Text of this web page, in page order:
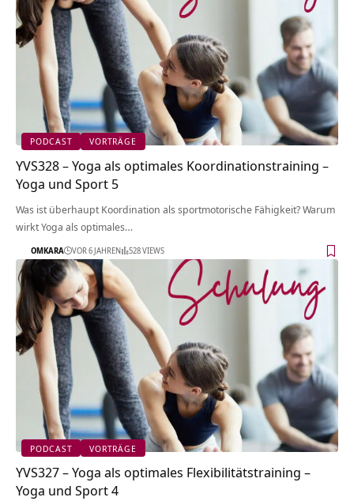
PODCAST VORTRÄGE
YVS328 – Yoga als optimales Koordinationstraining –
Yoga und Sport 5
Was ist überhaupt Koordination als sportmotorische Fähigkeit? Warum
wirkt Yoga als optimales…
OMKARA VOR 6 JAHREN 528 VIEWS
PODCAST VORTRÄGE
YVS327 – Yoga als optimales Flexibilitätstraining –
Yoga und Sport 4